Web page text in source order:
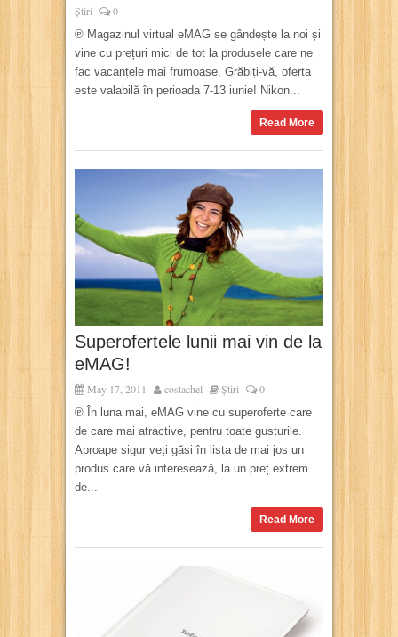
Știri 0
℗ Magazinul virtual eMAG se gândește la noi și
vine cu prețuri mici de tot la produsele care ne
fac vacanțele mai frumoase. Grăbiți-vă, oferta
este valabilă în perioada 7-13 iunie! Nikon...
Read More
Superofertele lunii mai vin de la
eMAG!
May 17, 2011 costachel Știri 0
℗ În luna mai, eMAG vine cu superoferte care
de care mai atractive, pentru toate gusturile.
Aproape sigur veți găsi în lista de mai jos un
produs care vă interesează, la un preț extrem
de...
Read More